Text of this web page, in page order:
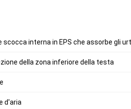
interna in EPS che assorbe gli
della zona inferiore della testa
d'aria